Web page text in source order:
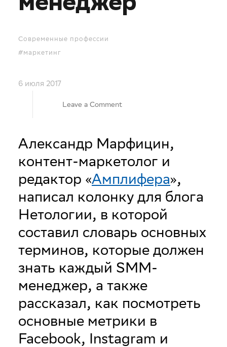
Современные профессии
#маркетинг
6 июля 2017
Leave a Commenton
терминов,
которые
должен
знать
каждый
менеджер
Александр Марфицин,
контент-маркетолог и
редактор «Амплифера»,
написал колонку для блога
Нетологии, в которой
составил словарь основных
терминов, которые должен
знать каждый SMM-
менеджер, а также
рассказал, как посмотреть
основные метрики в
Facebook, Instagram и